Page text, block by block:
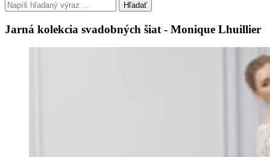
Hľadať
Jarná kolekcia svadobných šiat - Monique Lhuillier